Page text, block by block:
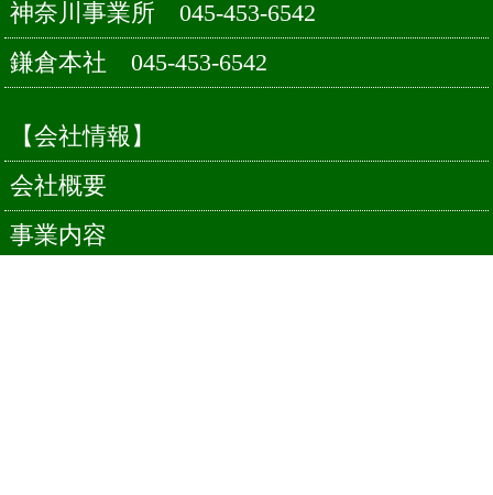
神奈川事業所 045-453-6542
鎌倉本社 045-453-6542
【会社情報】
会社概要
事業内容